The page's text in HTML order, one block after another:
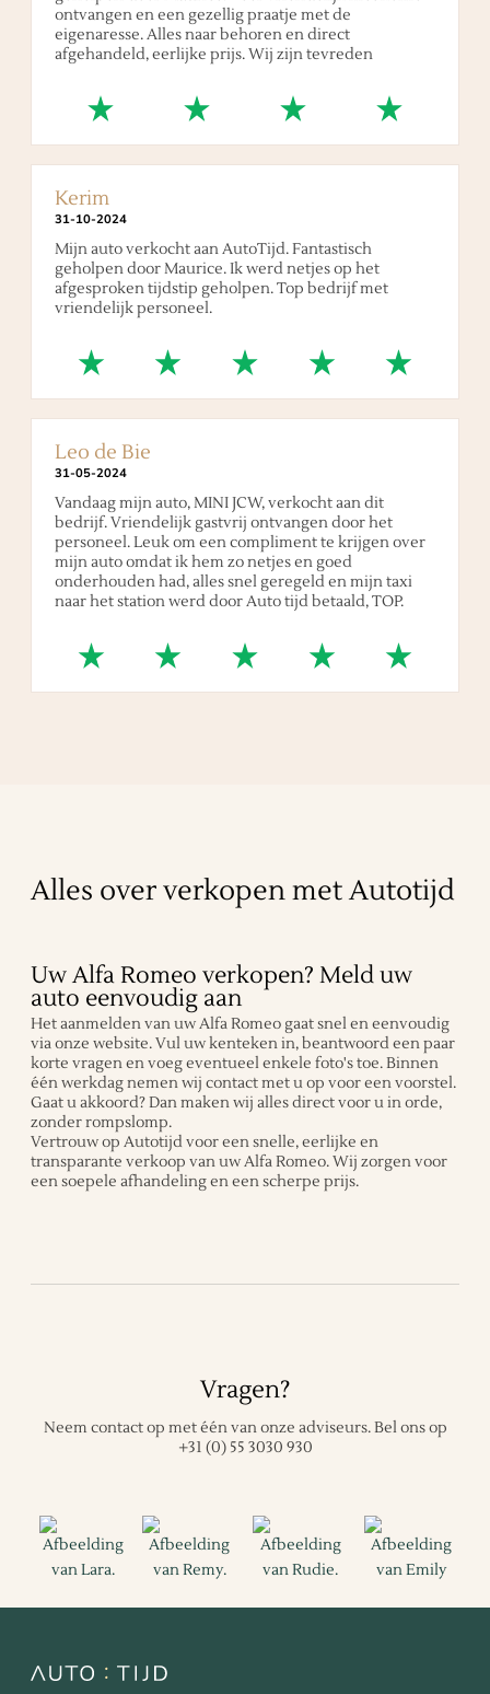
ontvangen en een gezellig praatje met de
eigenaresse. Alles naar behoren en direct
afgehandeld, eerlijke prijs. Wij zijn tevreden
Kerim
31-10-2024
Mijn auto verkocht aan AutoTijd. Fantastisch
geholpen door Maurice. Ik werd netjes op het
afgesproken tijdstip geholpen. Top bedrijf met
vriendelijk personeel.
Leo de Bie
31-05-2024
Vandaag mijn auto, MINI JCW, verkocht aan dit
bedrijf. Vriendelijk gastvrij ontvangen door het
personeel. Leuk om een compliment te krijgen over
mijn auto omdat ik hem zo netjes en goed
onderhouden had, alles snel geregeld en mijn taxi
naar het station werd door Auto tijd betaald, TOP.
Alles over verkopen met Autotijd
Uw Alfa Romeo verkopen? Meld uw
auto eenvoudig aan
Het aanmelden van uw Alfa Romeo gaat snel en eenvoudig
via onze website. Vul uw kenteken in, beantwoord een paar
korte vragen en voeg eventueel enkele foto's toe. Binnen
één werkdag nemen wij contact met u op voor een voorstel.
Gaat u akkoord? Dan maken wij alles direct voor u in orde,
zonder rompslomp.
Vertrouw op Autotijd voor een snelle, eerlijke en
transparante verkoop van uw Alfa Romeo. Wij zorgen voor
een soepele afhandeling en een scherpe prijs.
Vragen?
Neem contact op met één van onze adviseurs.Bel ons op
+31 (0) 55 3030 930